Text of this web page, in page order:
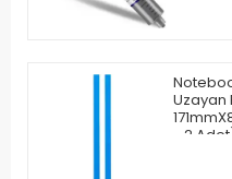
Uzayan
- 2